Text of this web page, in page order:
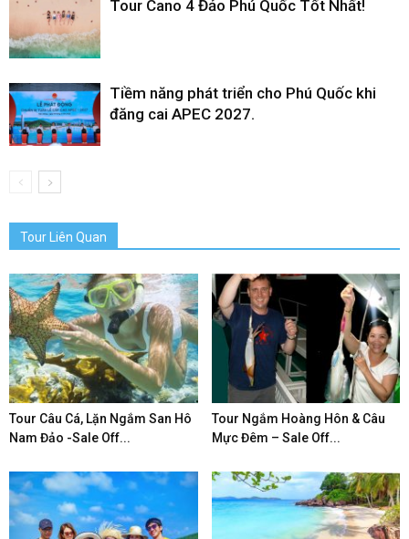
Tour Cano 4 Đảo Phú Quốc Tốt Nhất!
Tiềm năng phát triển cho Phú Quốc khi
đăng cai APEC 2027.
Tour Liên Quan
Tour Câu Cá, Lặn Ngắm San Hô
Nam Đảo -Sale Off...
Tour Ngắm Hoàng Hôn & Câu
Mực Đêm – Sale Off...